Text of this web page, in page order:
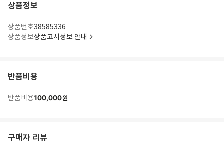
상품정보
상품번호38585336
상품정보상품고시정보 안내
반품비용
반품비용100,000원
구매자 리뷰